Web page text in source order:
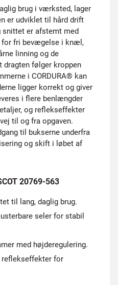
brug i værksted, lager
er udviklet til hård drift
snittet er afstemt med
for fri bevægelse i knæl,
linning og de
dragten følger kroppen
i CORDURA® kan
ligger korrekt og giver
i flere benlængder
og reflekseffekter
til og fra opgaven.
til bukserne underfra
og skift i løbet af
20769-563
til lang, daglig brug.
seler for stabil
med højderegulering.
for